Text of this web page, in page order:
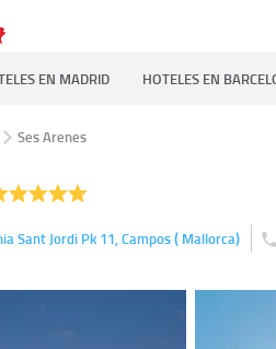
EN MADRID HOTELES EN
Ses Arenes
Sant Jordi Pk 11,Campos( Mallorca)